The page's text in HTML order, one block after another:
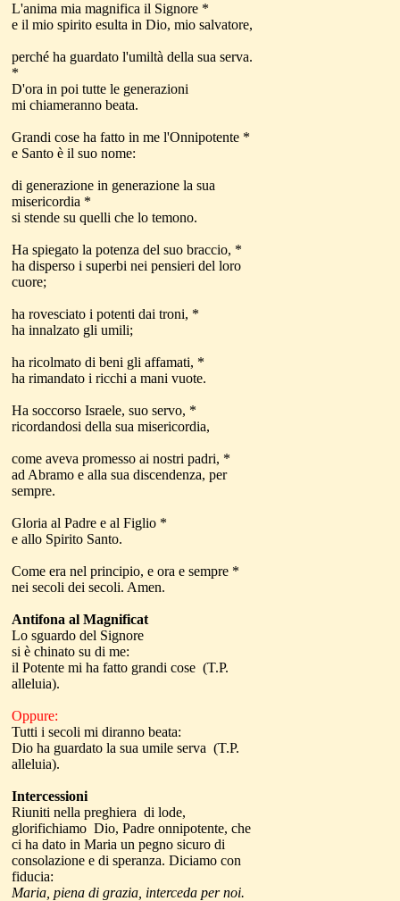
L'anima mia magnifica il Signore *
e il mio spirito esulta in Dio, mio salvatore,
perché ha guardato l'umiltà della sua serva.
*
D'ora in poi tutte le generazioni
mi chiameranno beata.
Grandi cose ha fatto in me l'Onnipotente *
e Santo è il suo nome:
di generazione in generazione la sua
misericordia *
si stende su quelli che lo temono.
Ha spiegato la potenza del suo braccio, *
ha disperso i superbi nei pensieri del loro
cuore;
ha rovesciato i potenti dai troni, *
ha innalzato gli umili;
ha ricolmato di beni gli affamati, *
ha rimandato i ricchi a mani vuote.
Ha soccorso Israele, suo servo, *
ricordandosi della sua misericordia,
come aveva promesso ai nostri padri, *
ad Abramo e alla sua discendenza, per
sempre.
Gloria al Padre e al Figlio *
e allo Spirito Santo.
Come era nel principio, e ora e sempre *
nei secoli dei secoli. Amen.
Antifona al Magnificat
Lo sguardo del Signore
si è chinato su di me:
il Potente mi ha fatto grandi cose (T.P.
alleluia).
Oppure:
Tutti i secoli mi diranno beata:
Dio ha guardato la sua umile serva (T.P.
alleluia).
Intercessioni
Riuniti nella preghiera di lode,
glorifichiamo Dio, Padre onnipotente, che
ci ha dato in Maria un pegno sicuro di
consolazione e di speranza. Diciamo con
fiducia:
Maria, piena di grazia, interceda per noi.